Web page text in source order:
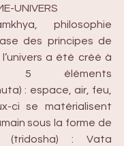
UNIVERS
philosophie
des principes de
l’univers a été créé à
5 éléments
: espace, air, feu,
ci se matérialisent
sous la forme de
(tridosha) : Vata